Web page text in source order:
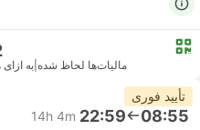
مالیات‌ها لحاظ شده به
تأیید فوری
08:55
22:59
14h 4m